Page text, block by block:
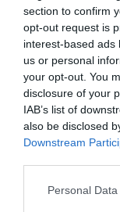
section to confirm
opt-out request is
interest-based ads
us or personal
your opt-out. You
disclosure of your
IAB’s list of
also be disclosed
Downstream
Personal
Serge13 a
Ryanair au
relier le
@ NDRa
Il s’est